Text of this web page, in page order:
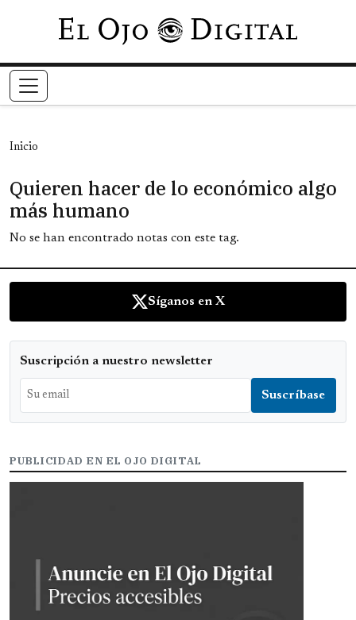
Pasar al contenido principal
Inicio
Quieren hacer de lo económico algo
más humano
No se han encontrado notas con este tag.
Síganos en X
Suscripción a nuestro newsletter
PUBLICIDAD EN EL OJO DIGITAL